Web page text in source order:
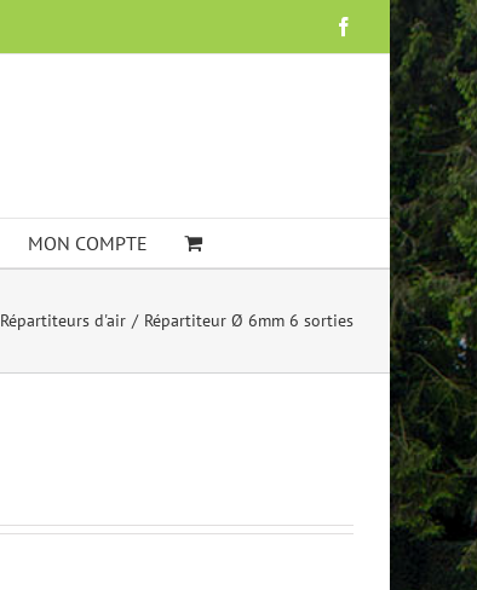
Facebook
MON COMPTE
Répartiteurs d'air Répartiteur Ø 6mm 6 sorties